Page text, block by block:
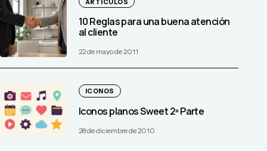
ARTÍCULOS
10 Reglas para una buena atención
al cliente
22 de mayo de 2011
ICONOS
Iconos planos Sweet 2ª Parte
28 de diciembre de 2010